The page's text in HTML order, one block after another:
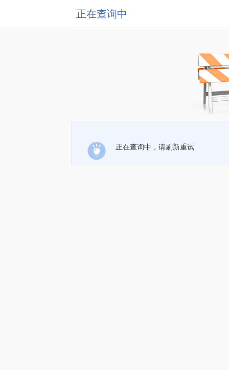
正在查询中
正在查询中，请刷新重试